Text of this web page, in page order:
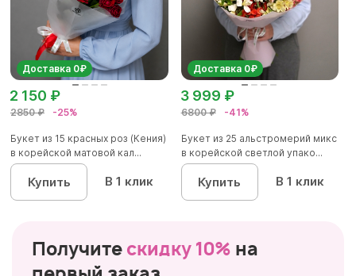
Доставка 0₽
2850 ₽ -25%
2 150 ₽
Букет из 15 красных роз (Кения)
в корейской матовой кал...
Купить В 1 клик
Доставка 0₽
6800 ₽ -41%
3 999 ₽
Букет из 25 альстромерий микс
в корейской светлой упако...
Купить В 1 клик
Получите скидку 10% на